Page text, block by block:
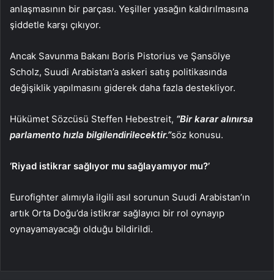
anlaşmasının bir parçası. Yeşiller yasağın kaldırılmasına
şiddetle karşı çıkıyor.
Ancak Savunma Bakanı Boris Pistorius ve Şansölye
Scholz, Suudi Arabistan’a askeri satış politikasında
değişiklik yapılmasını giderek daha fazla destekliyor.
Hükümet Sözcüsü Steffen Hebestreit, “Bir karar alınırsa
parlamento hızla bilgilendirilecektir.”söz konusu.
‘Riyad istikrar sağlıyor mu sağlayamıyor mu?’
Eurofighter alımıyla ilgili asıl sorunun Suudi Arabistan’ın
artık Orta Doğu’da istikrar sağlayıcı bir rol oynayıp
oynayamayacağı olduğu bildirildi.